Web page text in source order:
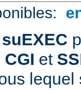
suEXEC
CGI et